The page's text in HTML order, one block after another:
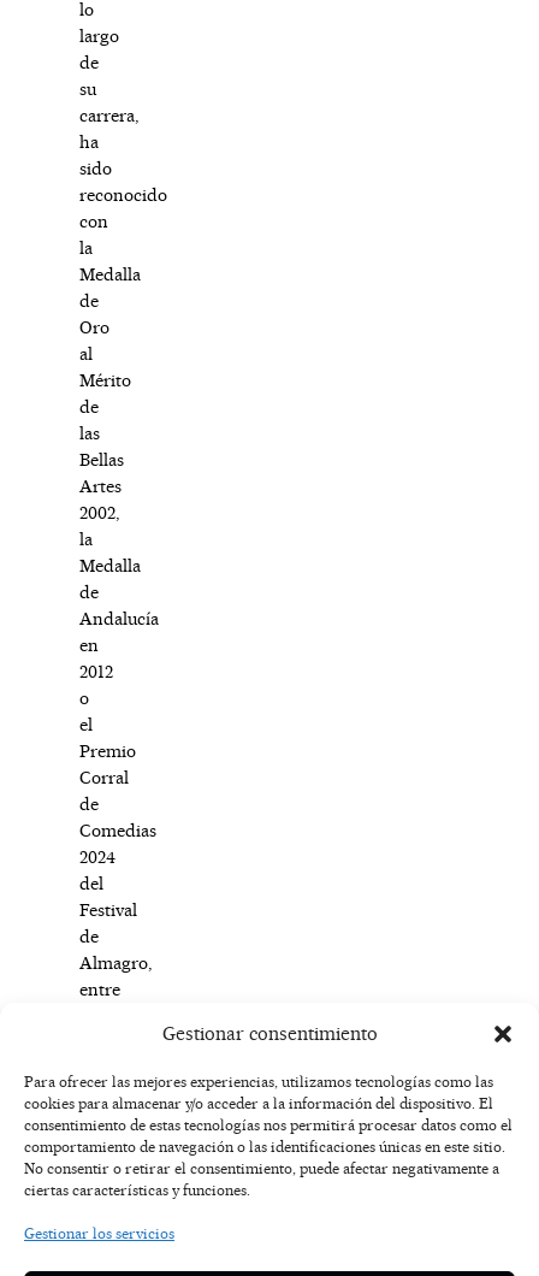
Gestionar consentimiento
Para ofrecer las mejores experiencias, utilizamos tecnologías como las
cookies para almacenar y/o acceder a la información del dispositivo. El
consentimiento de estas tecnologías nos permitirá procesar datos como el
comportamiento de navegación o las identificaciones únicas en este sitio.
No consentir o retirar el consentimiento, puede afectar negativamente a
ciertas características y funciones.
Gestionar los servicios
lo
largo
de
su
carrera,
ha
sido
reconocido
con
la
Medalla
de
Oro
al
Mérito
de
las
Bellas
Artes
2002,
la
Medalla
de
Andalucía
en
2012
o
el
Premio
Corral
de
Comedias
2024
del
Festival
de
Almagro,
entre
distinciones.
F
a
c
e
I
n
s
t
X
-
t
w
Y
o
u
t
T
i
k
t
AVISO